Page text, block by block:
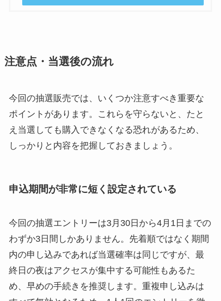
注意点・当選後の流れ
今回の抽選販売では、いくつか注意すべき重要な
ポイントがあります。これらを守らないと、たと
え当選しても購入できなくなる恐れがあるため、
しっかりと内容を把握しておきましょう。
申込期間が非常に短く設定されている
今回の抽選エントリーは3月30日から4月1日までの
わずか3日間しかありません。先着順ではなく期間
内の申し込みであれば当選確率は同じですが、最
終日の夜はアクセスが集中する可能性もあるた
め、早めの手続きを推奨します。重複申し込みは